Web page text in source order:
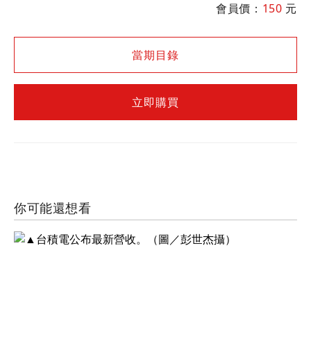
會員價： 150 元
當期目錄
立即購買
你可能還想看